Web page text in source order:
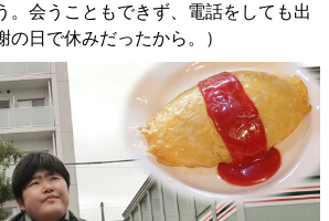
。会うこともできず、電話をしても出
の日で休みだったから。）